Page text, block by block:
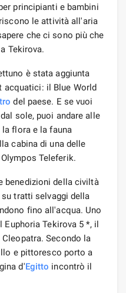
principianti e bambini
le attività all'aria
che ci sono più che
Tekirova.
è stata aggiunta
il Blue World
del paese. E se vuoi
sole, puoi andare alle
flora e la fauna
cabina di una delle
Olympos Teleferik.
benedizioni della civiltà
tratti selvaggi della
fino all'acqua. Uno
Tekirova 5 *, il
Secondo la
e pittoresco porto a
d'Egitto incontrò il